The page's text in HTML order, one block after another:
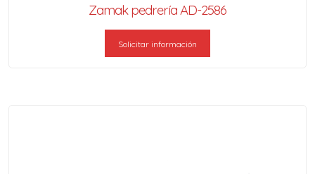
Zamak pedrería AD-2586
Solicitar información